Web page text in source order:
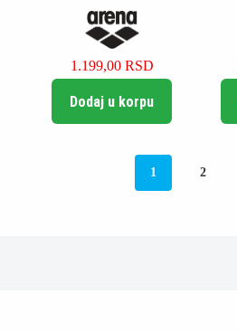
1.199,00 RSD
Dodaj u korpu
1 2